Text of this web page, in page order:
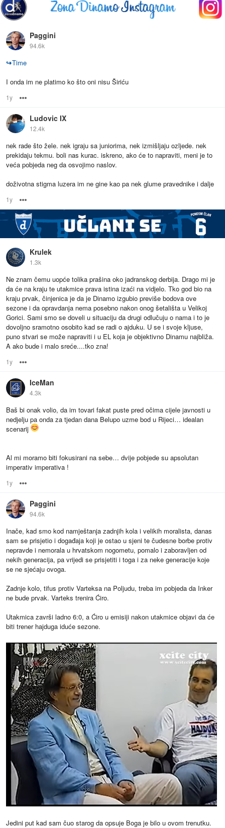
Paggini
94.6k
↪Time
I onda im ne platimo ko što oni nisu Širiću
1y
Ludovic IX
12.4k
nek rade što žele. nek igraju sa juniorima, nek izmišljaju ozljede. nek
prekidaju tekmu. boli nas kurac. iskreno, ako će to napraviti, meni je to
veća pobjeda neg da osvojimo naslov.
doživotna stigma luzera im ne gine kao pa nek glume pravednike i dalje
1y
Krulek
1.3k
Ne znam čemu uopće tolika prašina oko jadranskog derbija. Drago mi je
da će na kraju te utakmice prava istina izaći na vidjelo. Tko god bio na
kraju prvak, činjenica je da je Dinamo izgubio previše bodova ove
sezone i da opravdanja nema posebno nakon onog šetališta u Velikoj
Gorici. Sami smo se doveli u situaciju da drugi odlučuju o nama i to je
dovoljno sramotno osobito kad se radi o ajduku. U se i svoje kljuse,
puno stvari se može napraviti i u EL koja je objektivno Dinamu najbliža.
A ako bude i malo sreće....tko zna!
1y
IceMan
4.3k
Baš bi onak volio, da im tovari fakat puste pred očima cijele javnosti u
nedjelju pa onda za tjedan dana Belupo uzme bod u Rijeci… idealan
scenarij
Al mi moramo biti fokusirani na sebe… dvije pobjede su apsolutan
imperativ imperativa !
1y
Paggini
94.6k
Inače, kad smo kod namještanja zadnjih kola i velikih moralista, danas
sam se prisjetio i događaja koji je ostao u sjeni te čudesne borbe protiv
nepravde i nemorala u hrvatskom nogometu, pomalo i zaboravljen od
nekih generacija, pa vrijedi se prisjetiti i toga i za neke generacije koje
se ne sjećaju ovoga.
Zadnje kolo, tifus protiv Varteksa na Poljudu, treba im pobjeda da Inker
ne bude prvak. Varteks trenira Ćiro.
Utakmica završi ladno 6:0, a Ćiro u emisiji nakon utakmice objavi da će
biti trener hajduga iduće sezone.
Jedini put kad sam čuo starog da opsuje Boga je bilo u ovom trenutku.